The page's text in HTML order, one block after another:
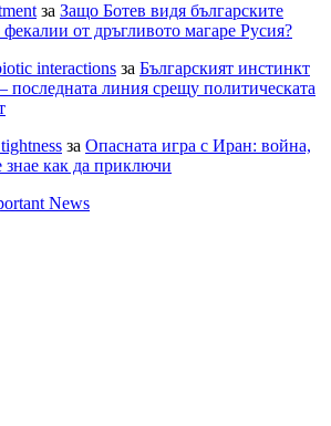
за Защо Ботев видя българските
от дръгливото магаре Русия?
interactions за Българският инстинкт
последната линия срещу политическата
за Опасната игра с Иран: война,
знае как да приключи
News